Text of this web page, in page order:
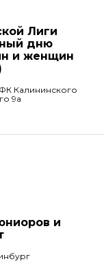
Лиги
дню
и женщин
Калининского
9а
и